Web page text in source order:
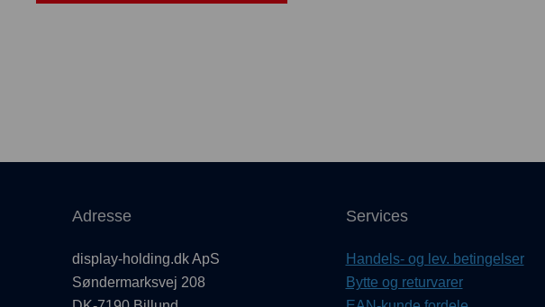
Adresse
display-holding.dk ApS
Søndermarksvej 208
Services
Handels- og lev. betingelser
Bytte og returvarer